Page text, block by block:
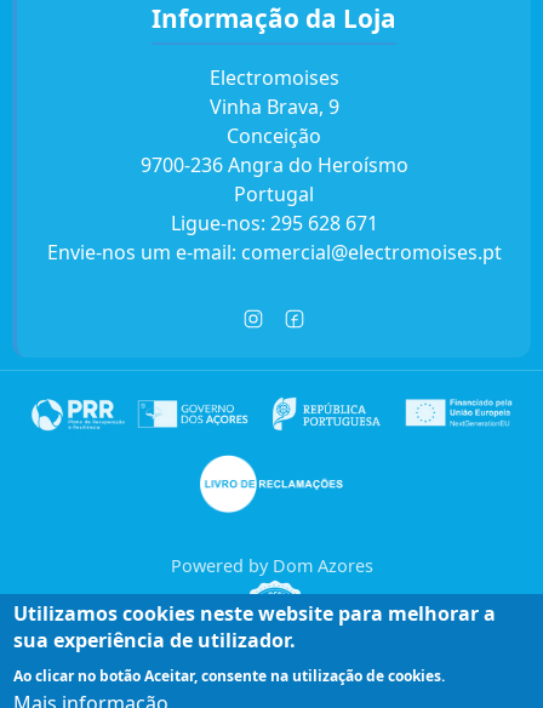
Informação da Loja
Electromoises
Vinha Brava, 9
Conceição
9700-236 Angra do Heroísmo
Portugal
Ligue-nos: 295 628 671
Envie-nos um e-mail: comercial@electromoises.pt
Powered by Dom Azores
Utilizamos cookies neste website para melhorar a
sua experiência de utilizador.
Ao clicar no botão Aceitar, consente na utilização de cookies.